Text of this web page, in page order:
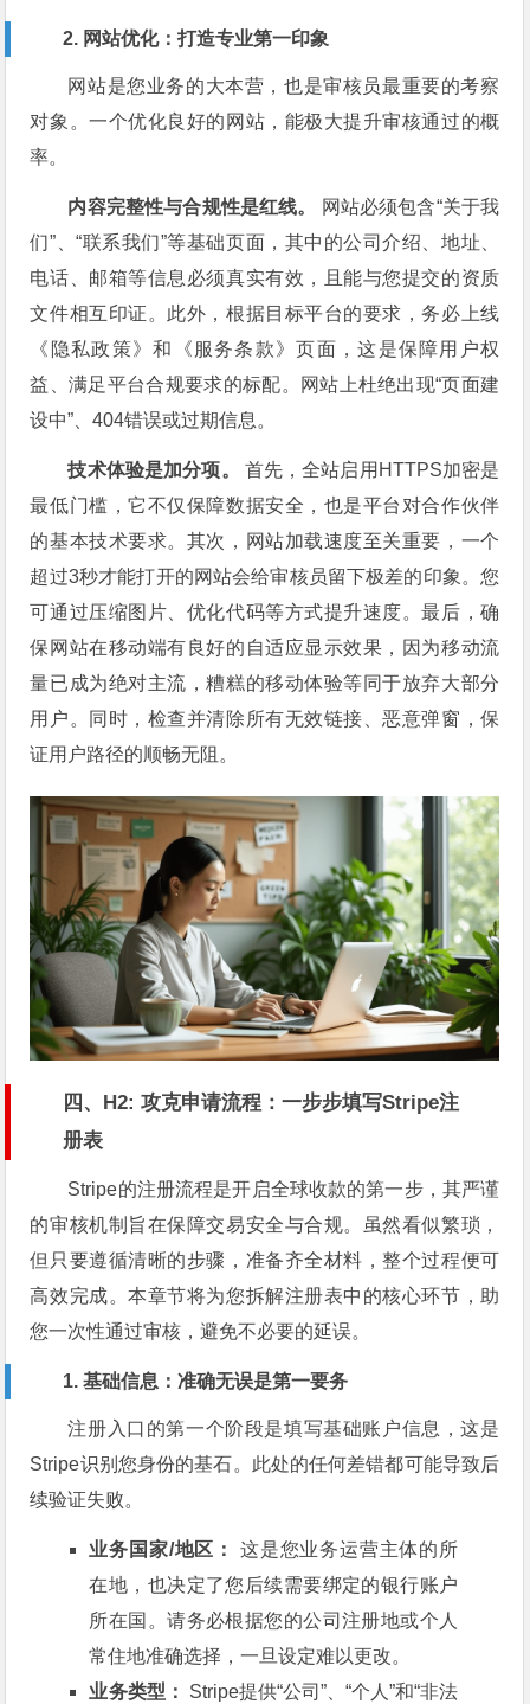
2. 网站优化：打造专业第一印象
网站是您业务的大本营，也是审核员最重要的考察
对象。一个优化良好的网站，能极大提升审核通过的概
率。
内容完整性与合规性是红线。
网站必须包含“关于我
们”、“联系我们”等基础页面，其中的公司介绍、地址、
电话、邮箱等信息必须真实有效，且能与您提交的资质
文件相互印证。此外，根据目标平台的要求，务必上线
《隐私政策》和《服务条款》页面，这是保障用户权
益、满足平台合规要求的标配。网站上杜绝出现“页面建
设中”、404错误或过期信息。
技术体验是加分项。
首先，全站启用HTTPS加密是
最低门槛，它不仅保障数据安全，也是平台对合作伙伴
的基本技术要求。其次，网站加载速度至关重要，一个
超过3秒才能打开的网站会给审核员留下极差的印象。您
可通过压缩图片、优化代码等方式提升速度。最后，确
保网站在移动端有良好的自适应显示效果，因为移动流
量已成为绝对主流，糟糕的移动体验等同于放弃大部分
用户。同时，检查并清除所有无效链接、恶意弹窗，保
证用户路径的顺畅无阻。
四、H2: 攻克申请流程：一步步填写Stripe注
册表
Stripe的注册流程是开启全球收款的第一步，其严谨
的审核机制旨在保障交易安全与合规。虽然看似繁琐，
但只要遵循清晰的步骤，准备齐全材料，整个过程便可
高效完成。本章节将为您拆解注册表中的核心环节，助
您一次性通过审核，避免不必要的延误。
1. 基础信息：准确无误是第一要务
注册入口的第一个阶段是填写基础账户信息，这是
Stripe识别您身份的基石。此处的任何差错都可能导致后
续验证失败。
业务国家/地区：
这是您业务运营主体的所
在地，也决定了您后续需要绑定的银行账户
所在国。请务必根据您的公司注册地或个人
常住地准确选择，一旦设定难以更改。
业务类型：
Stripe提供“公司”、“个人”和“非法